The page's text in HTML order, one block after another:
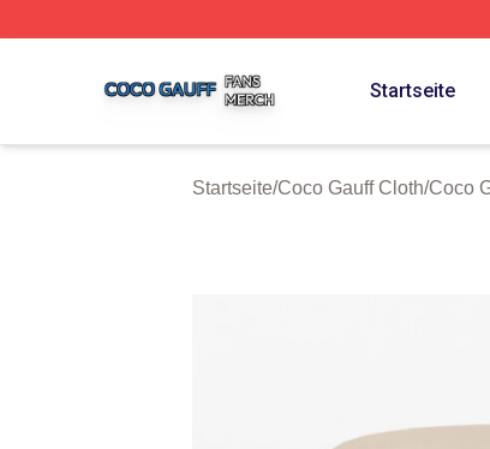
Startseite
Startseite/Coco Gauff Cloth/Coco